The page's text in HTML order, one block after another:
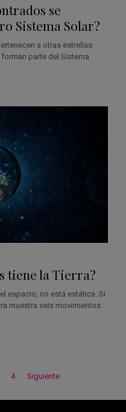
se
Sistema Solar?
a otras estrellas
parte del Sistema
tiene la Tierra?
espacio, no está estática. Si
muestra seis movimientos.
4 Siguiente